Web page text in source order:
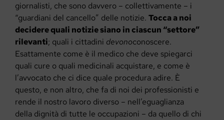
giornalisti, che sono davvero – collettivamente – i
“guardiani del cancello” delle notizie. Tocca a noi
decidere quali notizie siano in ciascun “settore”
rilevanti; quali i cittadini devonoconoscere.
Esattamente come è il medico che deve spiegarci
quali cure o quali medicinali acquistare, e come è
l’avvocato che ci dice quale procedura adire. È
questo, e non altro, che fa di noi dei professionisti e
rende il nostro lavoro diverso – nell’eguaglianza
della dignità di tutte le occupazioni – da quello di chi